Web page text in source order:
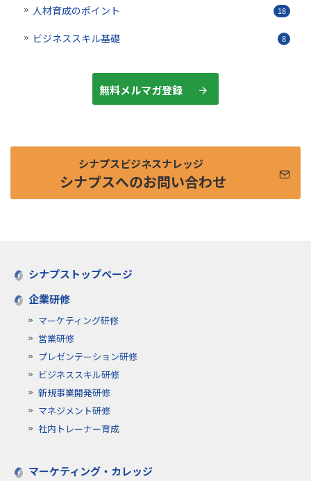
人材育成のポイント 18
ビジネススキル基礎 8
無料メルマガ登録
シナプスビジネスナレッジ
シナプスへのお問い合わせ
シナプストップページ
企業研修
マーケティング研修
営業研修
プレゼンテーション研修
ビジネススキル研修
新規事業開発研修
マネジメント研修
社内トレーナー育成
マーケティング・カレッジ